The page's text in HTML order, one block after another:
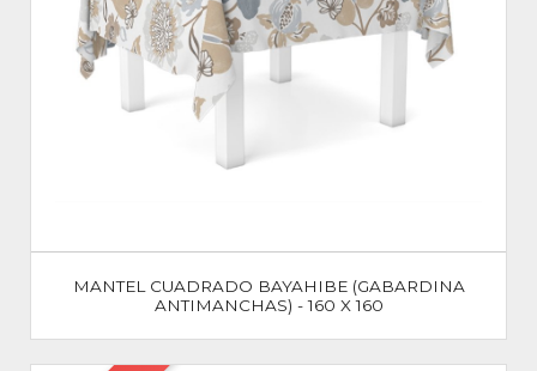
MANTEL CUADRADO BAYAHIBE (GABARDINA
ANTIMANCHAS) - 160 X 160